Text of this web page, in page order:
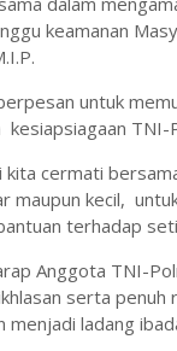
keamanan
untuk
kesiapsiagaan TNI-
kita cermati
maupun kecil,
terhadap
Anggota TNI-
serta penuh
menjadi ladang